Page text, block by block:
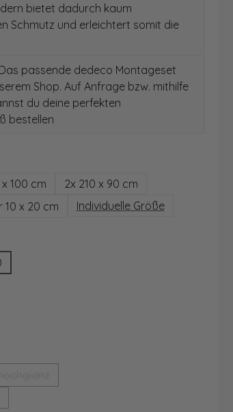
bietet dadurch kaum
Schmutz und erleichtert somit die
passende dedeco Montageset
Shop. Auf Anfrage bzw. mithilfe
du deine perfekten
bestellen
100 cm
2x 210 x 90 cm
10 x 20 cm Individuelle Größe
zurzeit nicht verfügbar.)